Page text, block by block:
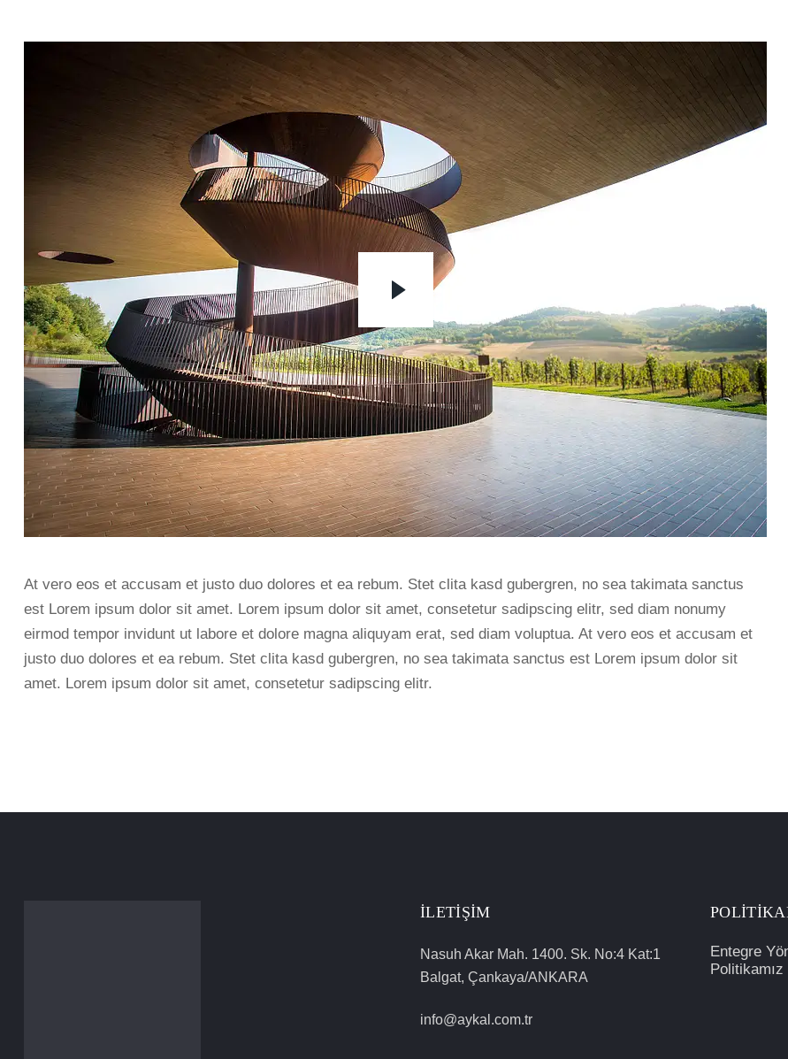
At vero eos et accusam et justo duo dolores et ea rebum. Stet clita kasd gubergren, no sea takimata sanctus
est Lorem ipsum dolor sit amet. Lorem ipsum dolor sit amet, consetetur sadipscing elitr, sed diam nonumy
eirmod tempor invidunt ut labore et dolore magna aliquyam erat, sed diam voluptua. At vero eos et accusam et
justo duo dolores et ea rebum. Stet clita kasd gubergren, no sea takimata sanctus est Lorem ipsum dolor sit
amet. Lorem ipsum dolor sit amet, consetetur sadipscing elitr.
İLETIŞIM
Nasuh Akar Mah. 1400. Sk. No:4 Kat:1
Balgat, Çankaya/ANKARA
info@aykal.com.tr
Entegre
Politikamız